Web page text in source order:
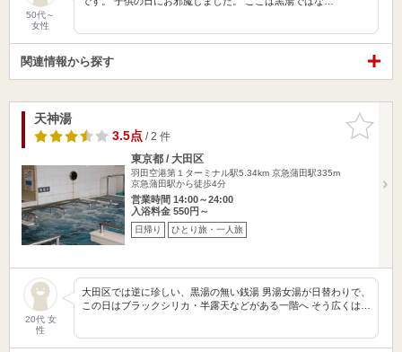
50代～
女性
関連情報から探す
お気に入
りに追加
天神湯
3.5点/ 2 件
東京都 / 大田区
羽田空港第１ターミナル駅5.34km 京急蒲田駅335m
京急蒲田駅から徒歩4分
営業時間 14:00～24:00
入浴料金 550円～
日帰り ひとり旅・一人旅
20代 女
性
大田区では逆に珍しい、黒湯の無い銭湯 男湯女湯が日替わりで、
この日はブラックシリカ・半露天などがある一階へ そう広くは…